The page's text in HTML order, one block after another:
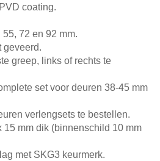
coating.
72 en 92 mm.
geveerd.
greep, links of rechts te
set voor deuren 38-45 mm
verlengsets te bestellen.
15 mm dik (binnenschild 10 mm
met SKG3 keurmerk.